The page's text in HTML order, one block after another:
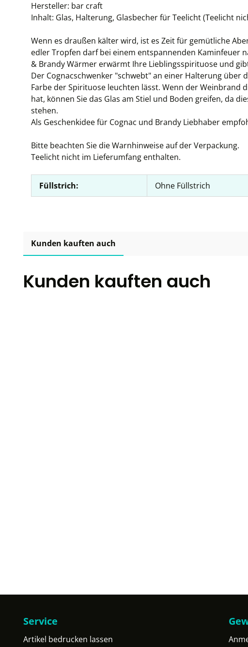
Hersteller: bar craft
Inhalt: Glas, Halterung, Glasbecher für Teelicht (Teelicht
Wenn es draußen kälter wird, ist es Zeit für gemütliche
edler Tropfen darf bei einem entspannenden Kaminfeuer
& Brandy Wärmer erwärmt Ihre Lieblingsspirituose und
Der Cognacschwenker "schwebt" an einer Halterung über
Farbe der Spirituose leuchten lässt. Wenn der Weinbrand
hat, können Sie das Glas am Stiel und Boden greifen, da
stehen.
Als Geschenkidee für Cognac und Brandy Liebhaber
Bitte beachten Sie die Warnhinweise auf der Verpackung.
Teelicht nicht im Lieferumfang enthalten.
Füllstrich: Ohne Füllstrich
Kunden kauften auch
Kunden kauften auch
Service
Artikel bedrucken lassen